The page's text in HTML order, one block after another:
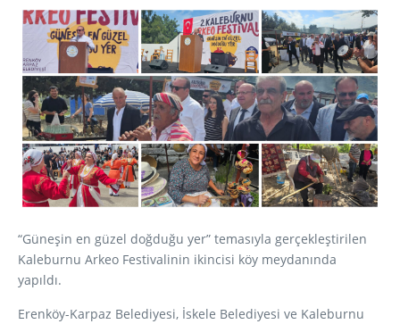
“Güneşin en güzel doğduğu yer” temasıyla gerçekleştirilen
Kaleburnu Arkeo Festivalinin ikincisi köy meydanında
yapıldı.
Erenköy-Karpaz Belediyesi, İskele Belediyesi ve Kaleburnu